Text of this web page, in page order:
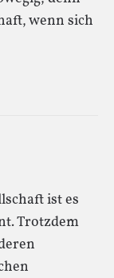
wenn sich
ist es
Trotzdem